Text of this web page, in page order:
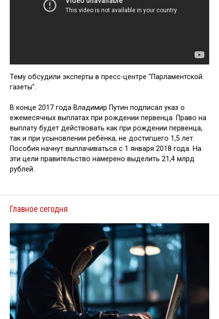
Тему обсудили эксперты в пресс-центре "Парламентской
газеты".
В конце 2017 года Владимир Путин подписал указ о
ежемесячных выплатах при рождении первенца. Право на
выплату будет действовать как при рождении первенца,
так и при усыновлении ребёнка, не достигшего 1,5 лет.
Пособия начнут выплачиваться с 1 января 2018 года. На
эти цели правительство намерено выделить 21,4 млрд
рублей.
Главное сегодня